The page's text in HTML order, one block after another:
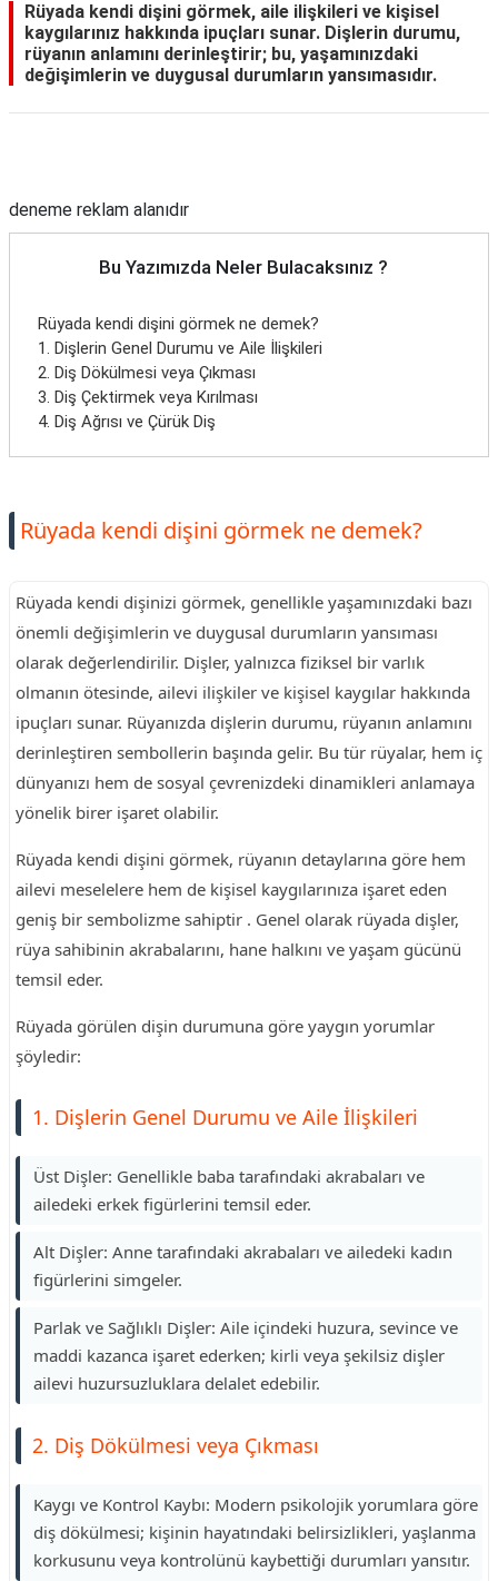
Rüyada kendi dişini görmek, aile ilişkileri ve kişisel
kaygılarınız hakkında ipuçları sunar. Dişlerin durumu,
rüyanın anlamını derinleştirir; bu, yaşamınızdaki
değişimlerin ve duygusal durumların yansımasıdır.
deneme reklam alanıdır
Bu Yazımızda Neler Bulacaksınız ?
Rüyada kendi dişini görmek ne demek?
1. Dişlerin Genel Durumu ve Aile İlişkileri
2. Diş Dökülmesi veya Çıkması
3. Diş Çektirmek veya Kırılması
4. Diş Ağrısı ve Çürük Diş
Rüyada kendi dişini görmek ne demek?
Rüyada kendi dişinizi görmek, genellikle yaşamınızdaki bazı
önemli değişimlerin ve duygusal durumların yansıması
olarak değerlendirilir. Dişler, yalnızca fiziksel bir varlık
olmanın ötesinde, ailevi ilişkiler ve kişisel kaygılar hakkında
ipuçları sunar. Rüyanızda dişlerin durumu, rüyanın anlamını
derinleştiren sembollerin başında gelir. Bu tür rüyalar, hem iç
dünyanızı hem de sosyal çevrenizdeki dinamikleri anlamaya
yönelik birer işaret olabilir.
Rüyada kendi dişini görmek, rüyanın detaylarına göre hem
ailevi meselelere hem de kişisel kaygılarınıza işaret eden
geniş bir sembolizme sahiptir . Genel olarak rüyada dişler,
rüya sahibinin akrabalarını, hane halkını ve yaşam gücünü
temsil eder.
Rüyada görülen dişin durumuna göre yaygın yorumlar
şöyledir:
1. Dişlerin Genel Durumu ve Aile İlişkileri
Üst Dişler: Genellikle baba tarafındaki akrabaları ve
ailedeki erkek figürlerini temsil eder.
Alt Dişler: Anne tarafındaki akrabaları ve ailedeki kadın
figürlerini simgeler.
Parlak ve Sağlıklı Dişler: Aile içindeki huzura, sevince ve
maddi kazanca işaret ederken; kirli veya şekilsiz dişler
ailevi huzursuzluklara delalet edebilir.
2. Diş Dökülmesi veya Çıkması
Kaygı ve Kontrol Kaybı: Modern psikolojik yorumlara göre
diş dökülmesi; kişinin hayatındaki belirsizlikleri, yaşlanma
korkusunu veya kontrolünü kaybettiği durumları yansıtır.